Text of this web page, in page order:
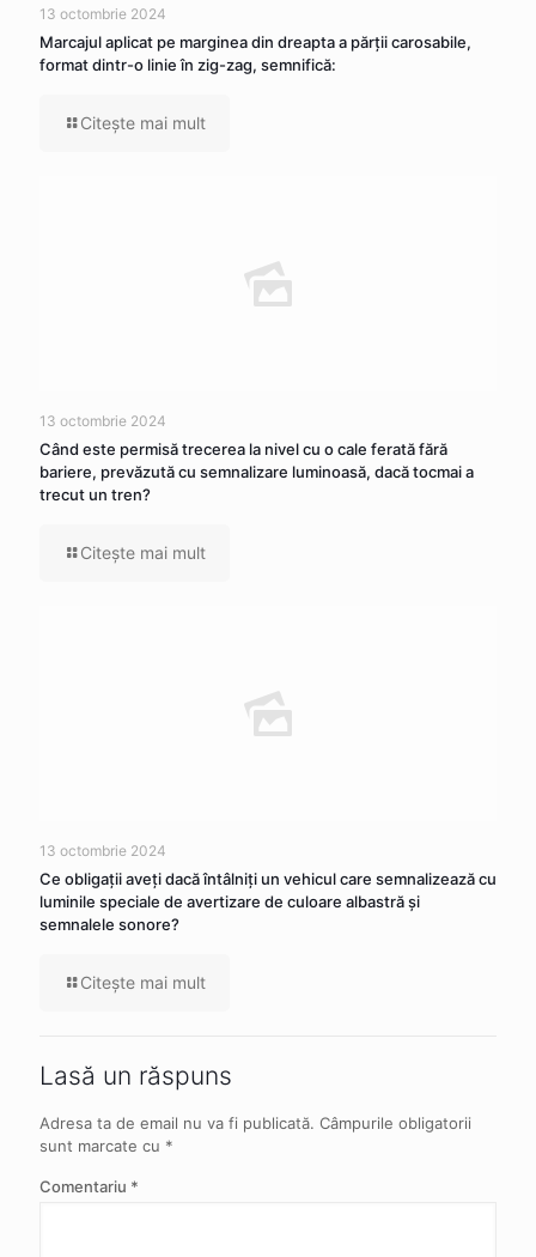
13 octombrie 2024
Marcajul aplicat pe marginea din dreapta a părţii carosabile,
format dintr-o linie în zig-zag, semnifică:
Citeşte mai mult
13 octombrie 2024
Când este permisă trecerea la nivel cu o cale ferată fără
bariere, prevăzută cu semnalizare luminoasă, dacă tocmai a
trecut un tren?
Citeşte mai mult
13 octombrie 2024
Ce obligaţii aveţi dacă întâlniţi un vehicul care semnalizează cu
luminile speciale de avertizare de culoare albastră şi
semnalele sonore?
Citeşte mai mult
Lasă un răspuns
Adresa ta de email nu va fi publicată. Câmpurile obligatorii
sunt marcate cu *
Comentariu *